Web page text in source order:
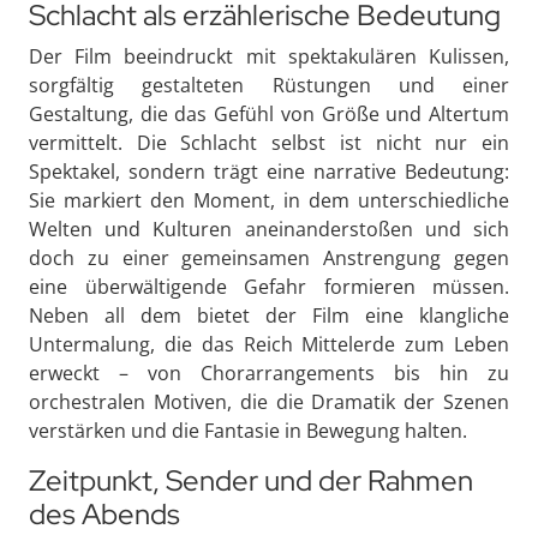
Schlacht als erzählerische Bedeutung
Der Film beeindruckt mit spektakulären Kulissen,
sorgfältig gestalteten Rüstungen und einer
Gestaltung, die das Gefühl von Größe und Altertum
vermittelt. Die Schlacht selbst ist nicht nur ein
Spektakel, sondern trägt eine narrative Bedeutung:
Sie markiert den Moment, in dem unterschiedliche
Welten und Kulturen aneinanderstoßen und sich
doch zu einer gemeinsamen Anstrengung gegen
eine überwältigende Gefahr formieren müssen.
Neben all dem bietet der Film eine klangliche
Untermalung, die das Reich Mittelerde zum Leben
erweckt – von Chorarrangements bis hin zu
orchestralen Motiven, die die Dramatik der Szenen
verstärken und die Fantasie in Bewegung halten.
Zeitpunkt, Sender und der Rahmen
des Abends